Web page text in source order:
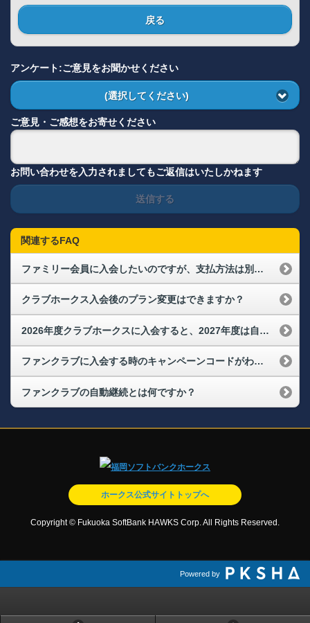
戻る
アンケート:ご意見をお聞かせください
(選択してください)
ご意見・ご感想をお寄せください
お問い合わせを入力されましてもご返信はいたしかねます
送信する
関連するFAQ
ファミリー会員に入会したいのですが、支払方法は別々ですか？
クラブホークス入会後のプラン変更はできますか？
2026年度クラブホークスに入会すると、2027年度は自動継続になりますか？
ファンクラブに入会する時のキャンペーンコードがわかりません
ファンクラブの自動継続とは何ですか？
ホークス公式サイトトップへ
Copyright © Fukuoka SoftBank HAWKS Corp. All Rights Reserved.
Powered by